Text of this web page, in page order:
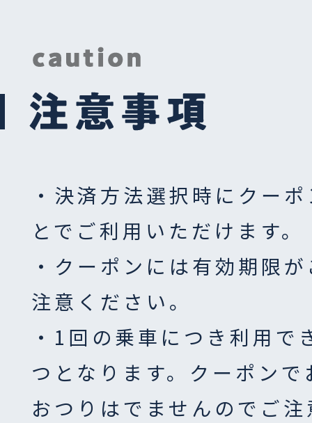
・決済方法選択時にクー
とでご利用いただけます。
・クーポンには有効期限
注意ください。
・1回の乗車につき利用で
つとなります。クーポン
おつりはでませんのでご